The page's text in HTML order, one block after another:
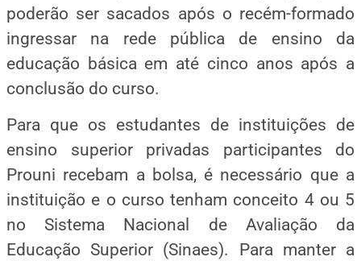
poderão ser sacados após o recém-formado
ingressar na rede pública de ensino da
educação básica em até cinco anos após a
conclusão do curso.
Para que os estudantes de instituições de
ensino superior privadas participantes do
Prouni recebam a bolsa, é necessário que a
instituição e o curso tenham conceito 4 ou 5
no Sistema Nacional de Avaliação da
Educação Superior (Sinaes). Para manter a